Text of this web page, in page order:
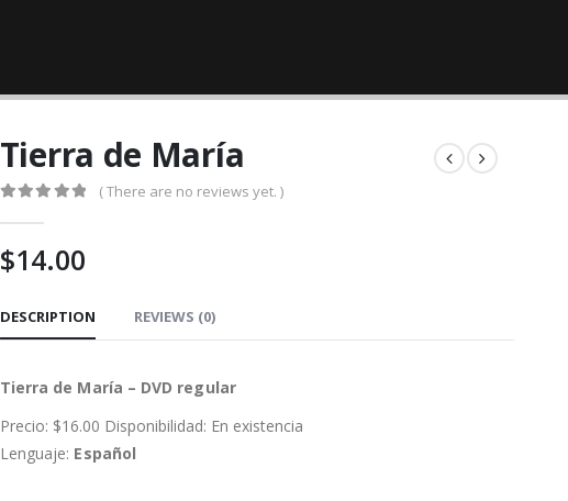
Tierra de María
( There are no reviews yet. )
$14.00
DESCRIPTION REVIEWS (0)
Tierra de María – DVD regular
Precio: $16.00 Disponibilidad: En existencia
Lenguaje: Español